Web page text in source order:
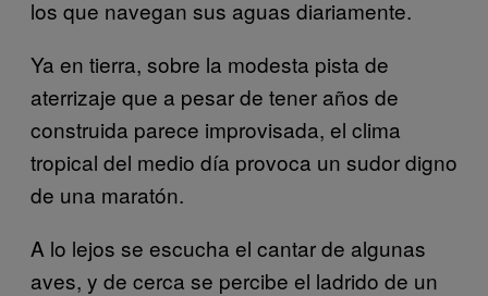
los que navegan sus aguas diariamente.
Ya en tierra, sobre la modesta pista de
aterrizaje que a pesar de tener años de
construida parece improvisada, el clima
tropical del medio día provoca un sudor digno
de una maratón.
A lo lejos se escucha el cantar de algunas
aves, y de cerca se percibe el ladrido de un